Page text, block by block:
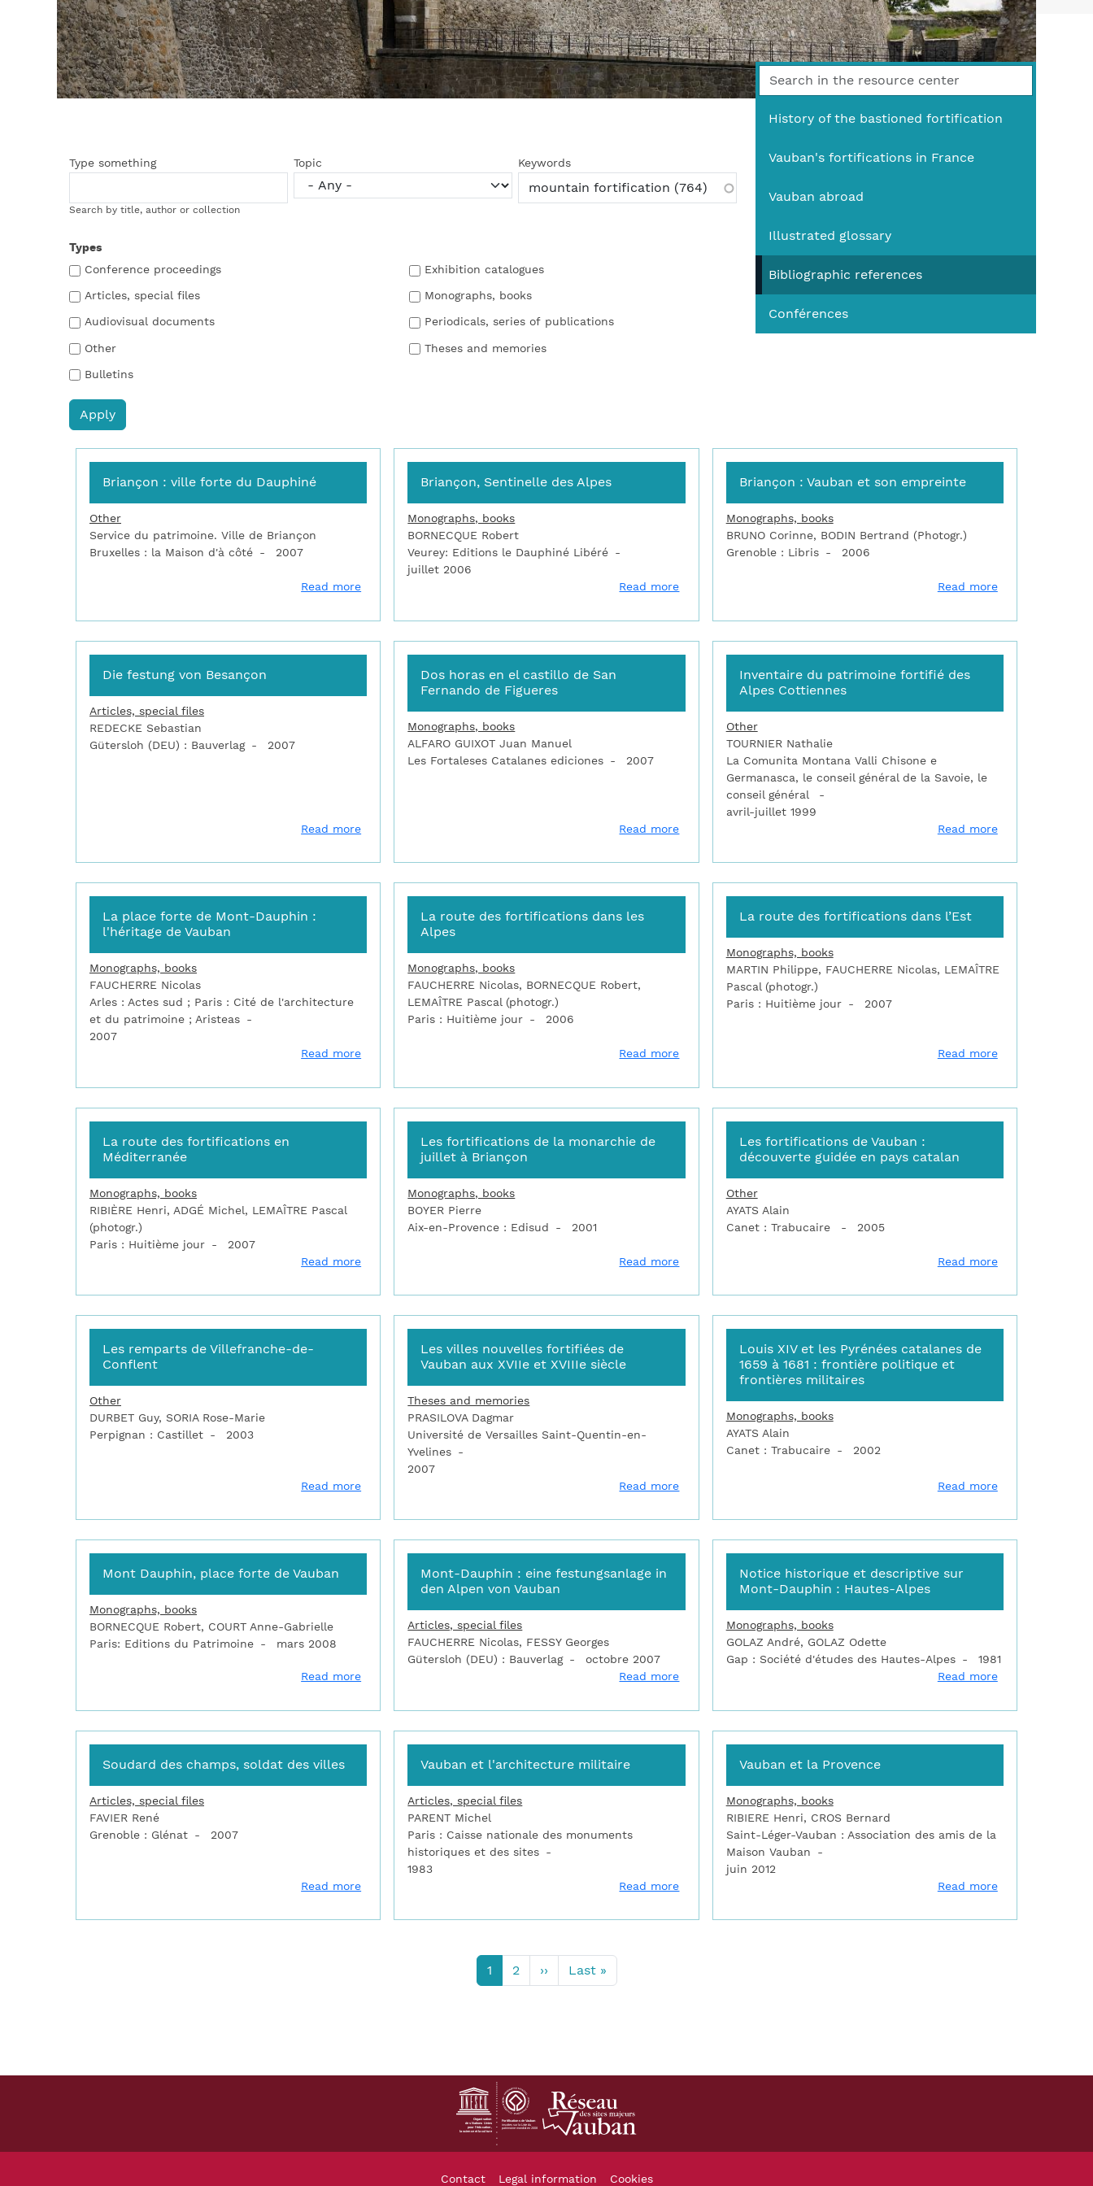
History of the bastioned fortification
Vauban's fortifications in France
Vauban abroad
Illustrated glossary
Bibliographic references
Conférences
Type something
Search by title, author or collection
Topic Keywords
Types
Conference proceedings
Articles, special files
Audiovisual documents
Other
Bulletins
Exhibition catalogues
Monographs, books
Periodicals, series of publications
Theses and memories
Briançon : ville forte du Dauphiné
Other
Service du patrimoine. Ville de Briançon
Bruxelles : la Maison d'à côté
2007
Read moreabout Briançon : ville forte du Dauphiné
Briançon, Sentinelle des Alpes
Monographs, books
BORNECQUE Robert
Veurey: Editions le Dauphiné Libéré
juillet 2006
Read moreabout Briançon, Sentinelle des Alpes
Briançon : Vauban et son empreinte
Monographs, books
BRUNO Corinne, BODIN Bertrand (Photogr.)
Grenoble : Libris
2006
Read moreabout Briançon
Die festung von Besançon
Articles, special files
REDECKE Sebastian
Gütersloh (DEU) : Bauverlag
2007
Read moreabout Die festung von Besançon
Dos horas en el castillo de San
Fernando de Figueres
Monographs, books
ALFARO GUIXOT Juan Manuel
Les Fortaleses Catalanes ediciones
2007
Read moreabout Dos horas en el castillo de San Fernando de Figueres
Inventaire du patrimoine fortifié des
Alpes Cottiennes
Other
TOURNIER Nathalie
La Comunita Montana Valli Chisone e
Germanasca, le conseil général de la Savoie, le
conseil général
avril-juillet 1999
Read moreabout
La place forte de Mont-Dauphin :
l'héritage de Vauban
Monographs, books
FAUCHERRE Nicolas
Arles : Actes sud ; Paris : Cité de l'architecture
et du patrimoine ; Aristeas
2007
Read moreabout La place forte de Mont-Dauphin : l'héritage de Vauban
La route des fortifications dans les
Alpes
Monographs, books
FAUCHERRE Nicolas, BORNECQUE Robert,
LEMAÎTRE Pascal (photogr.)
Paris : Huitième jour
2006
Read moreabout La route des fortifications dans les Alpes
La route des fortifications dans l’Est
Monographs, books
MARTIN Philippe, FAUCHERRE Nicolas, LEMAÎTRE
Pascal (photogr.)
Paris : Huitième jour
2007
Read moreabout La route
La route des fortifications en
Méditerranée
Monographs, books
RIBIÈRE Henri, ADGÉ Michel, LEMAÎTRE Pascal
(photogr.)
Paris : Huitième jour
2007
Read moreabout La route des fortifications en Méditerranée
Les fortifications de la monarchie de
juillet à Briançon
Monographs, books
BOYER Pierre
Aix-en-Provence : Edisud
2001
Read moreabout Les fortifications de la monarchie de juillet à Briançon
Les fortifications de Vauban :
découverte guidée en pays catalan
Other
AYATS Alain
Canet : Trabucaire
2005
Read moreabout Les
Les remparts de Villefranche-de-
Conflent
Other
DURBET Guy, SORIA Rose-Marie
Perpignan : Castillet
2003
Read moreabout Les remparts de Villefranche-de-Conflent
Les villes nouvelles fortifiées de
Vauban aux XVIIe et XVIIIe siècle
Theses and memories
PRASILOVA Dagmar
Université de Versailles Saint-Quentin-en-
Yvelines
2007
Read moreabout Les villes nouvelles fortifiées de Vauban aux XVIIe et XVIIIe siècle
Louis XIV et les Pyrénées catalanes de
1659 à 1681 : frontière politique et
frontières militaires
Monographs, books
AYATS Alain
Canet : Trabucaire
2002
Read moreabout Louis XIV
Mont Dauphin, place forte de Vauban
Monographs, books
BORNECQUE Robert, COURT Anne-Gabrielle
Paris: Editions du Patrimoine
mars 2008
Read moreabout Mont Dauphin, place forte de Vauban
Mont-Dauphin : eine festungsanlage in
den Alpen von Vauban
Articles, special files
FAUCHERRE Nicolas, FESSY Georges
Gütersloh (DEU) : Bauverlag
octobre 2007
Read moreabout Mont-Dauphin : eine festungsanlage in den Alpen von Vauban
Notice historique et descriptive sur
Mont-Dauphin : Hautes-Alpes
Monographs, books
GOLAZ André, GOLAZ Odette
Gap : Société d'études des Hautes-Alpes
1981
Read moreabout Notice
Soudard des champs, soldat des villes
Articles, special files
FAVIER René
Grenoble : Glénat
2007
Read moreabout Soudard des champs, soldat des villes
Vauban et l'architecture militaire
Articles, special files
PARENT Michel
Paris : Caisse nationale des monuments
historiques et des sites
1983
Read moreabout Vauban et l'architecture militaire
Vauban et la Provence
Monographs, books
RIBIERE Henri, CROS Bernard
Saint-Léger-Vauban : Association des amis de la
Maison Vauban
juin 2012
Read moreabout Vauban et
Current page
1 Page
2 Next page
›› Last page
Last »
Footer
Contact Legal information Cookies